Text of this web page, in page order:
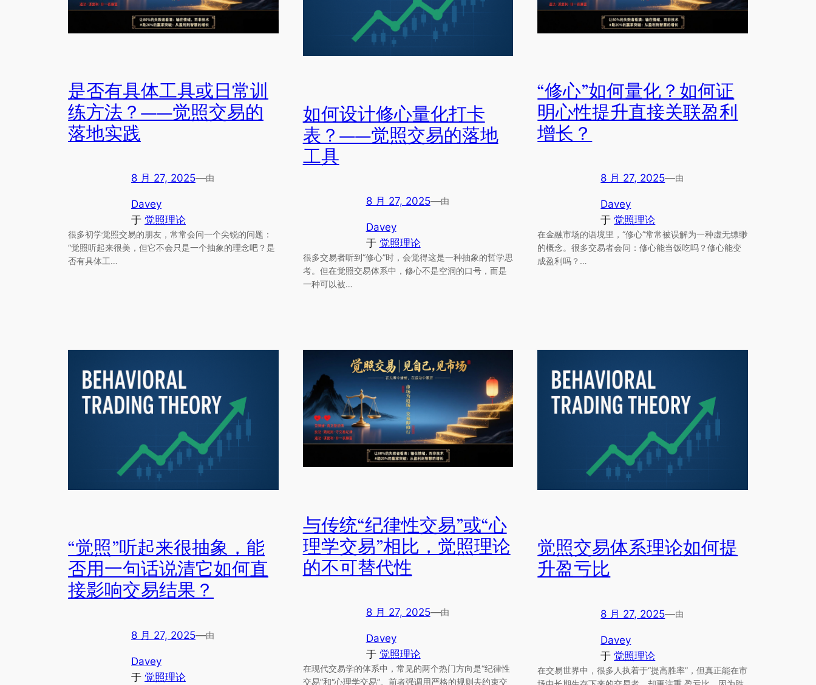
是否有具体工具或日常训
练方法？——觉照交易的
落地实践
8 月 27, 2025—由
Davey
于 觉照理论
很多初学觉照交易的朋友，常常会问一个尖锐的问题：
“觉照听起来很美，但它不会只是一个抽象的理念吧？是
否有具体工…
如何设计修心量化打卡
表？——觉照交易的落地
工具
8 月 27, 2025—由
Davey
于 觉照理论
很多交易者听到“修心”时，会觉得这是一种抽象的哲学思
考。但在觉照交易体系中，修心不是空洞的口号，而是
一种可以被…
“修心”如何量化？如何证
明心性提升直接关联盈利
增长？
8 月 27, 2025—由
Davey
于觉照理论
在金融市场的语境里，“修心”常常被误解为一种虚无缥缈
的概念。很多交易者会问：修心能当饭吃吗？修心能变
成盈利吗？…
“觉照”听起来很抽象，能
否用一句话说清它如何直
接影响交易结果？
8 月 27, 2025—由
Davey
于 觉照理论
与传统“纪律性交易”或“心
理学交易”相比，觉照理论
的不可替代性
8 月 27, 2025—由
Davey
于 觉照理论
在现代交易学的体系中，常见的两个热门方向是“纪律性
交易”和“心理学交易”。前者强调用严格的规则去约束交
觉照交易体系理论如何提
升盈亏比
8 月 27, 2025—由
Davey
于觉照理论
在交易世界中，很多人执着于“提高胜率”，但真正能在市